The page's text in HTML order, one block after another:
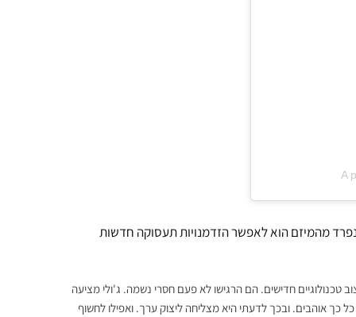
A
מהמיזם הוא לאפשר הזדמנויות תעסוקה חדשות
טכנולוגיים חדישים. הם הרגישו לא פעם חסרי נשמה. ג'ולי מציעה
אוהבים. ובכך לדעתי היא מצליחה ליצוק ערך. ואפילו לחשוף